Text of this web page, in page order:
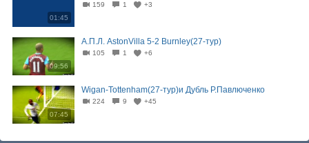
01:45
159 1 +3
09:56
А.П.Л. AstonVilla 5-2 Burnley(27-тур)
105 1 +6
07:45
Wigan-Tottenham(27-тур)и Дубль Р.Павлюченко
224 9 +45